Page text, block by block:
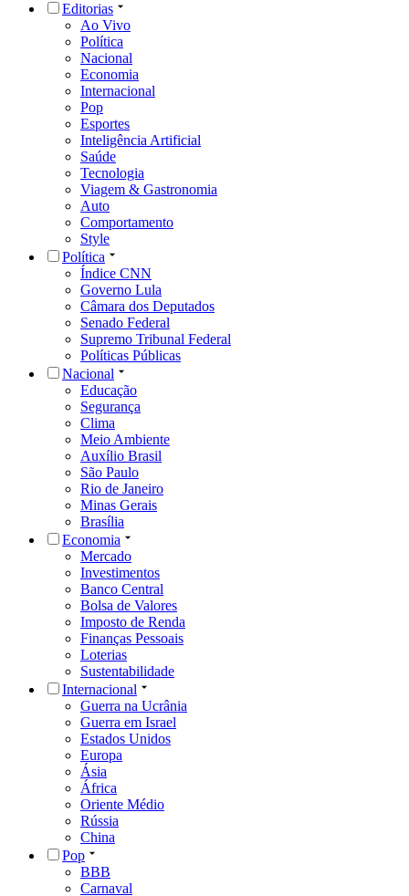
Editorias
Ao Vivo
Política
Nacional
Economia
Internacional
Pop
Esportes
Inteligência Artificial
Saúde
Tecnologia
Viagem & Gastronomia
Auto
Comportamento
Style
Política
Índice CNN
Governo Lula
Câmara dos Deputados
Senado Federal
Supremo Tribunal Federal
Políticas Públicas
Nacional
Educação
Segurança
Clima
Meio Ambiente
Auxílio Brasil
São Paulo
Rio de Janeiro
Minas Gerais
Brasília
Economia
Mercado
Investimentos
Banco Central
Bolsa de Valores
Imposto de Renda
Finanças Pessoais
Loterias
Sustentabilidade
Internacional
Guerra na Ucrânia
Guerra em Israel
Estados Unidos
Europa
Ásia
África
Oriente Médio
Rússia
China
Pop
BBB
Carnaval